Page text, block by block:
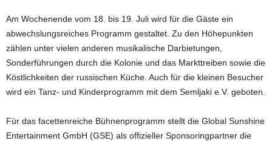
Am Wochenende vom 18. bis 19. Juli wird für die Gäste ein
abwechslungsreiches Programm gestaltet. Zu den Höhepunkten
zählen unter vielen anderen musikalische Darbietungen,
Sonderführungen durch die Kolonie und das Markttreiben sowie die
Köstlichkeiten der russischen Küche. Auch für die kleinen Besucher
wird ein Tanz- und Kinderprogramm mit dem Semljaki e.V. geboten.
Für das facettenreiche Bühnenprogramm stellt die Global Sunshine
Entertainment GmbH (GSE) als offizieller Sponsoringpartner die